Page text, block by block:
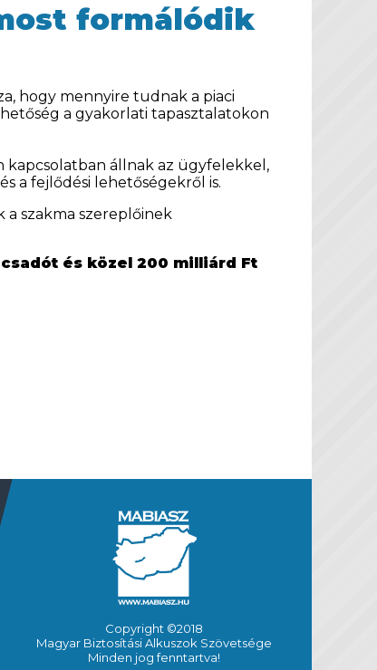
formálódik
hogy mennyire tudnak a piaci
a gyakorlati tapasztalatokon
állnak az ügyfelekkel,
a fejlődési lehetőségekről is.
a szakma szereplőinek
és közel 200 milliárd Ft
Copyright ©2018
Magyar Biztosítási Alkuszok Szövetsége
Minden jog fenntartva!